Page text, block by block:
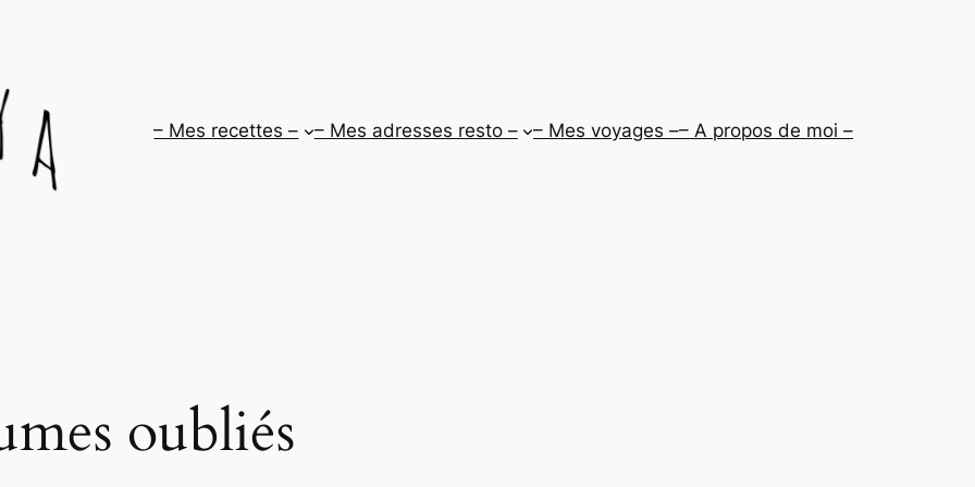
– Mes recettes – – Mes adresses resto – – Mes voyages –– A propos de moi –
oubliés